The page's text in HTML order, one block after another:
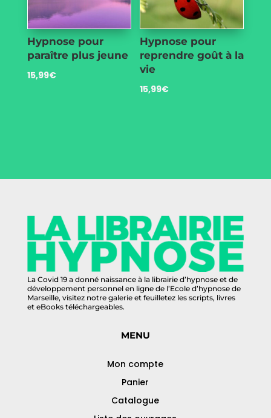
Hypnose pour
paraître plus jeune
15,99€
Hypnose pour
reprendre goût à la
vie
15,99€
La Covid 19 a donné naissance à la librairie d’hypnose et de
développement personnel en ligne de l’Ecole d’hypnose de
Marseille, visitez notre galerie et feuilletez les scripts, livres
et eBooks téléchargeables.
MENU
Mon compte
Panier
Catalogue